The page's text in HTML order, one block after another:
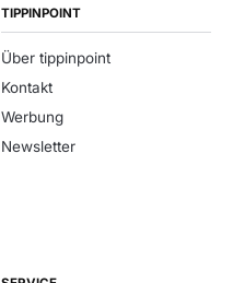
TIPPINPOINT
Über tippinpoint
Kontakt
Werbung
Newsletter